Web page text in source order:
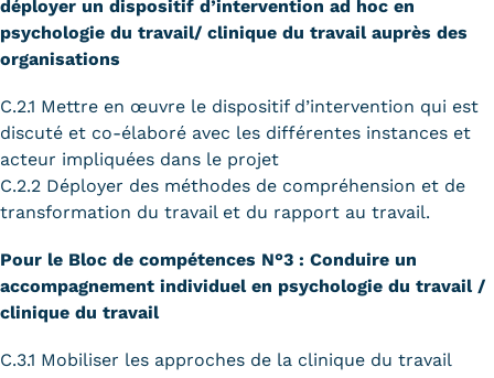
déployer un dispositif d’intervention ad hoc en
psychologie du travail/ clinique du travail auprès des
organisations
C.2.1 Mettre en œuvre le dispositif d’intervention qui est
discuté et co-élaboré avec les différentes instances et
acteur impliquées dans le projet
C.2.2 Déployer des méthodes de compréhension et de
transformation du travail et du rapport au travail.
Pour le Bloc de compétences N°3 : Conduire un
accompagnement individuel en psychologie du travail /
clinique du travail
C.3.1 Mobiliser les approches de la clinique du travail